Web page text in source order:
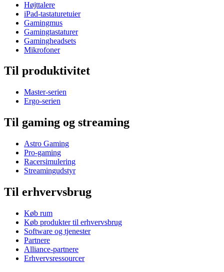
Højttalere
iPad-tastaturetuier
Gamingmus
Gamingtastaturer
Gamingheadsets
Mikrofoner
Til produktivitet
Master-serien
Ergo-serien
Til gaming og streaming
Astro Gaming
Pro-gaming
Racersimulering
Streamingudstyr
Til erhvervsbrug
Køb rum
Køb produkter til erhvervsbrug
Software og tjenester
Partnere
Alliance-partnere
Erhvervsressourcer